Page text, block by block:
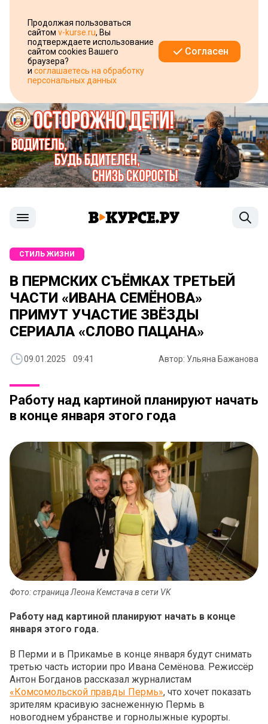
Продолжая пользоваться
сайтом v-kurse.ru, Вы
подтверждаете использование
сайтом cookies Вашего
браузера?
и соглашаетесь на обработку
персональных данных
Согласен
СТИЛЬ ЖИЗНИ
В ПЕРМСКИХ СЪЁМКАХ ТРЕТЬЕЙ
ЧАСТИ «ИВАНА СЕМЁНОВА»
ПРИМУТ УЧАСТИЕ ЗВЁЗДЫ
СЕРИАЛА «СЛОВО ПАЦАНА»
09.01.2025 09:41 Автор: Ульяна Бажанова
Работу над картиной планируют начать
в конце января этого года
Фото: страница Леона Кемстача в сети VK
Работу над картиной планируют начать в конце
января этого года.
В Перми и в Прикамье в конце января будут снимать
третью часть истории про Ивана Семёнова. Режиссёр
Антон Богданов рассказал журналистам
«Комсомольской правды Пермь», что хочет показать
зрителям красивую заснеженную Пермь в
новогоднем убранстве и горнолыжные курорты.